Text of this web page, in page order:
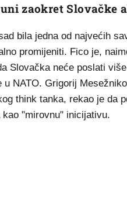
zaokret Slovačke
bila jedna od najvećih
promijeniti. Fico je,
Slovačka neće poslati
u NATO. Grigorij
think tanka, rekao je da
"mirovnu" inicijativu.